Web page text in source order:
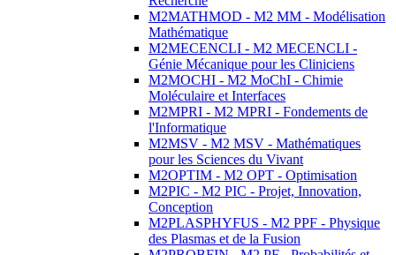
M2MATHMOD - M2 MM - Modélisation
Mathématique
M2MECENCLI - M2 MECENCLI -
Génie Mécanique pour les Cliniciens
M2MOCHI - M2 MoChI - Chimie
Moléculaire et Interfaces
M2MPRI - M2 MPRI - Fondements de
l'Informatique
M2MSV - M2 MSV - Mathématiques
pour les Sciences du Vivant
M2OPTIM - M2 OPT - Optimisation
M2PIC - M2 PIC - Projet, Innovation,
Conception
M2PLASPHYFUS - M2 PPF - Physique
des Plasmas et de la Fusion